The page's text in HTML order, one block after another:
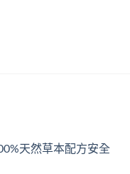
天然草本配方安全